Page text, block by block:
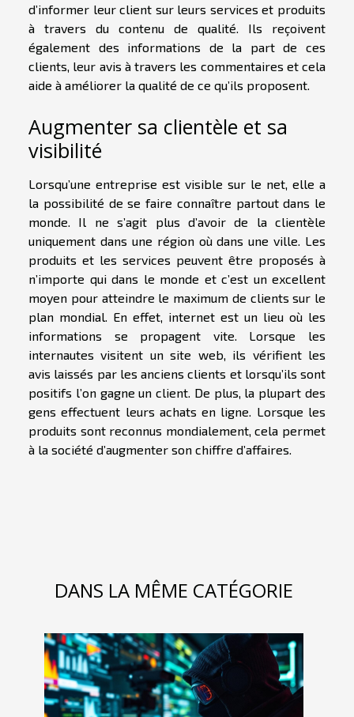
d’informer leur client sur leurs services et produits
à travers du contenu de qualité. Ils reçoivent
également des informations de la part de ces
clients, leur avis à travers les commentaires et cela
aide à améliorer la qualité de ce qu’ils proposent.
Augmenter sa clientèle et sa
visibilité
Lorsqu’une entreprise est visible sur le net, elle a
la possibilité de se faire connaître partout dans le
monde. Il ne s’agit plus d’avoir de la clientèle
uniquement dans une région où dans une ville. Les
produits et les services peuvent être proposés à
n’importe qui dans le monde et c’est un excellent
moyen pour atteindre le maximum de clients sur le
plan mondial. En effet, internet est un lieu où les
informations se propagent vite. Lorsque les
internautes visitent un site web, ils vérifient les
avis laissés par les anciens clients et lorsqu’ils sont
positifs l’on gagne un client. De plus, la plupart des
gens effectuent leurs achats en ligne. Lorsque les
produits sont reconnus mondialement, cela permet
à la société d’augmenter son chiffre d’affaires.
DANS LA MÊME CATÉGORIE